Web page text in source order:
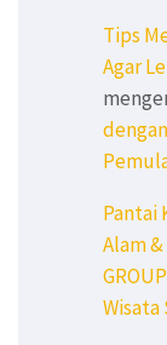
Tips
Agar
Pantai
Alam
GROUP
Wisata